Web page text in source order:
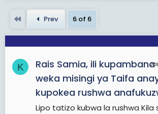
Prev 6 of 6
K
Rais Samia, ili kupambana
weka misingi ya Taifa
kupokea rushwa
Lipo tatizo kubwa la rushwa Kila